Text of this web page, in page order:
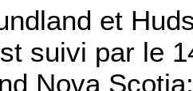
et
suivi par le
Nova